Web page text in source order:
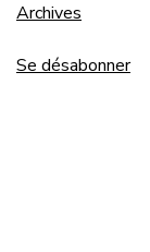
Archives
Se désabonner